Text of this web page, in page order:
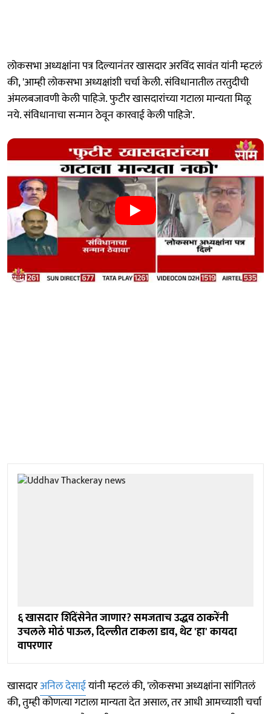
लोकसभा अध्यक्षांना पत्र दिल्यानंतर खासदार अरविंद सावंत यांनी म्हटलं
की, 'आम्ही लोकसभा अध्यक्षांशी चर्चा केली. संविधानातील तरतुदीची
अंमलबजावणी केली पाहिजे. फुटीर खासदारांच्या गटाला मान्यता मिळू
नये. संविधानाचा सन्मान ठेवून कारवाई केली पाहिजे'.
६ खासदार शिंदेंसेनेत जाणार? समजताच उद्धव ठाकरेंनी
उचलले मोठं पाऊल, दिल्लीत टाकला डाव, थेट 'हा' कायदा
वापरणार
खासदारअनिल देसाईयांनी म्हटलं की, 'लोकसभा अध्यक्षांना सांगितलं
की, तुम्ही कोणत्या गटाला मान्यता देत असाल, तर आधी आमच्याशी चर्चा